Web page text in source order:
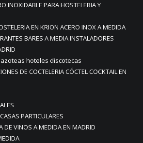
INOXIDABLE PARA HOSTELERIA Y
EN KRION ACERO INOX A MEDIDA
BARES A MEDIA INSTALADORES
hoteles discotecas
DE COCTELERIA CÓCTEL COCKTAIL EN
PARTICULARES
DE VINOS A MEDIDA EN MADRID